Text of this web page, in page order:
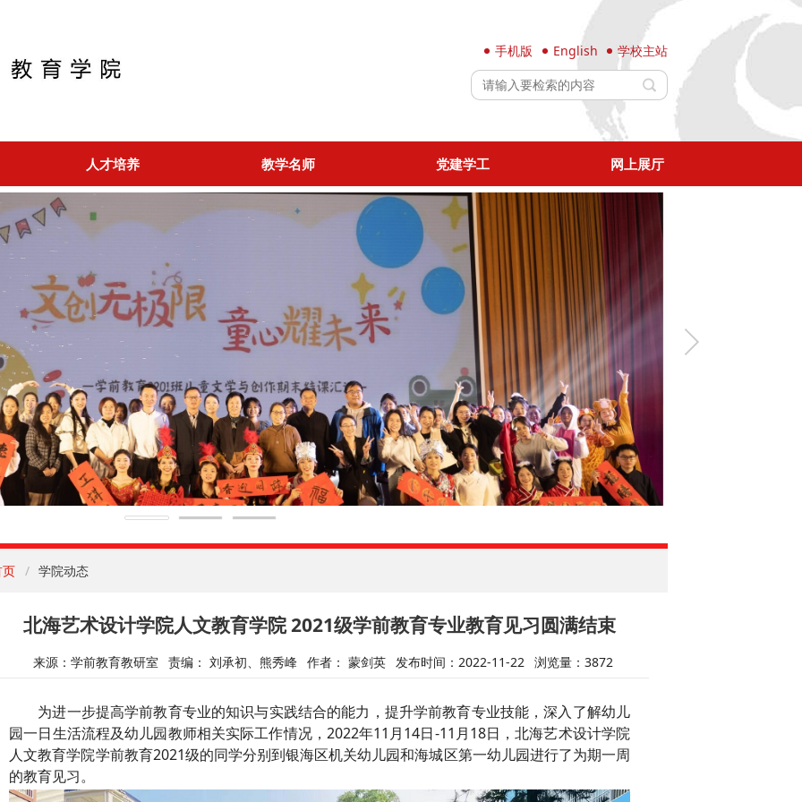
手机版 English 学校主站
人才培养 教学名师 党建学工 网上展厅
学院动态
北海艺术设计学院人文教育学院 2021级学前教育专业教育见习圆满结束
来源：学前教育教研室 责编： 刘承初、熊秀峰 作者： 蒙剑英 发布时间：2022-11-22 浏览量： 3872
为进一步提高学前教育专业的知识与实践结合的能力，提升学前教育专业技能，深入了解幼儿
园一日生活流程及幼儿园教师相关实际工作情况， 2022年11月14日-11月18日，北海艺术设计学院
人文教育学院学前教育2021级的同学分别到银海区机关幼儿园和海城区第一幼儿园进行了为期一周
的教育见习。